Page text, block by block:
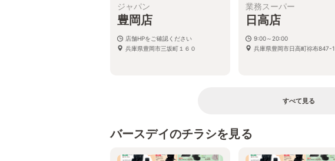
ジャパン
豊岡店
店舗HPをご確認ください
兵庫県豊岡市三坂町１６０
業務スーパー
日高店
9:00～20:00
兵庫県豊岡市日高町祢布847-1
すべて見る
バースデイのチラシを見る